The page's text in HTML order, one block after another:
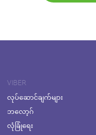
VIBER
လုပ်ဆောင်ချက်များ
ဘလော့ဂ်
လုံခြုံရေး